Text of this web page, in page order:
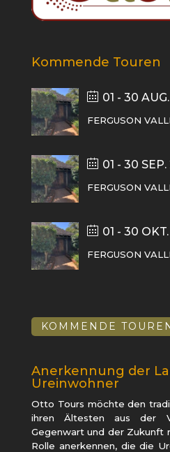
Kommende Touren
01 - 30
FERGUSON
01 - 30
FERGUSON
01 - 30
FERGUSON
KOMMENDE TOUREN
Anerkennung der
Ureinwohner
Otto Tours möchte den
ihren Ältesten aus der
Gegenwart und der Zukunft
Rolle anerkennen, die die